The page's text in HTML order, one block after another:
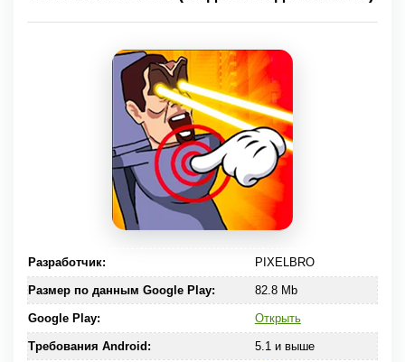
Разработчик: PIXELBRO
Размер по данным Google Play: 82.8 Mb
Google Play: Открыть
Требования Android: 5.1 и выше